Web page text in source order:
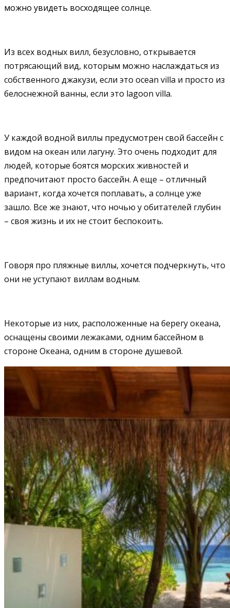
можно увидеть восходящее солнце.
Из всех водных вилл, безусловно, открывается
потрясающий вид, которым можно наслаждаться из
собственного джакузи, если это ocean villa и просто из
белоснежной ванны, если это lagoon villa.
У каждой водной виллы предусмотрен свой бассейн с
видом на океан или лагуну. Это очень подходит для
людей, которые боятся морских живностей и
предпочитают просто бассейн. А еще – отличный
вариант, когда хочется поплавать, а солнце уже
зашло. Все же знают, что ночью у обитателей глубин
– своя жизнь и их не стоит беспокоить.
Говоря про пляжные виллы, хочется подчеркнуть, что
они не уступают виллам водным.
Некоторые из них, расположенные на берегу океана,
оснащены своими лежаками, одним бассейном в
стороне Океана, одним в стороне душевой.